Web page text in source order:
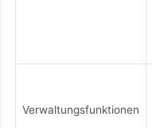
Verwaltungsfunktionen